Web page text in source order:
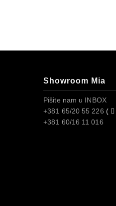
Showroom Mia
Pišite nam u INBOX
+381 65/20 55 226 (
+381 60/16 11 016